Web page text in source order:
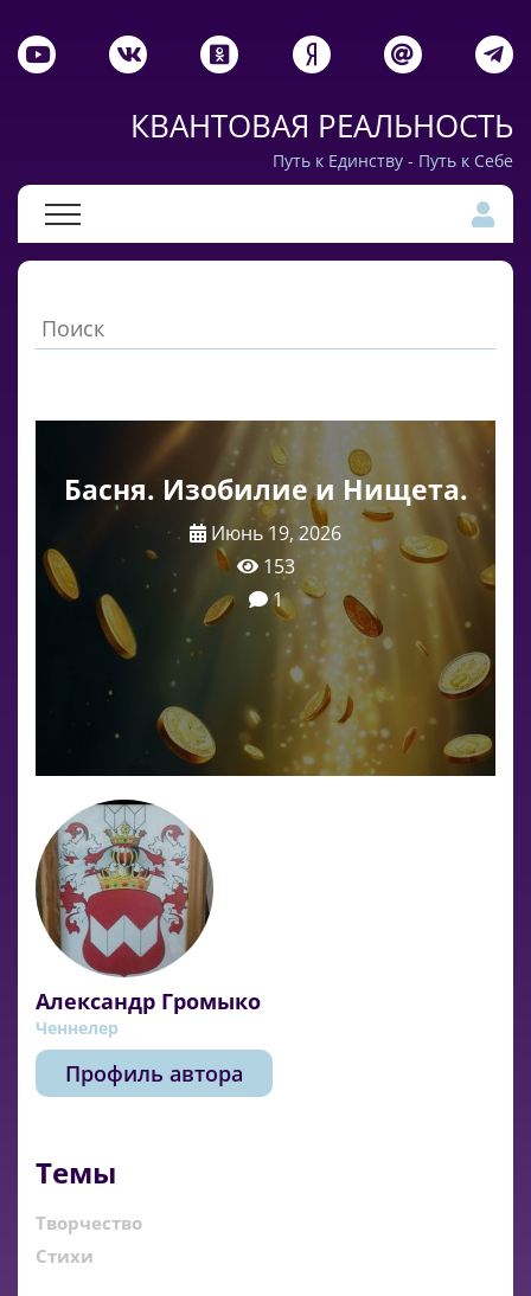
КВАНТОВАЯ РЕАЛЬНОСТЬ
Путь к Единству - Путь к Себе
Басня. Изобилие и Нищета.
Июнь 19, 2026
153
1
Александр Громыко
Ченнелер
Профиль автора
Темы
Творчество
Стихи